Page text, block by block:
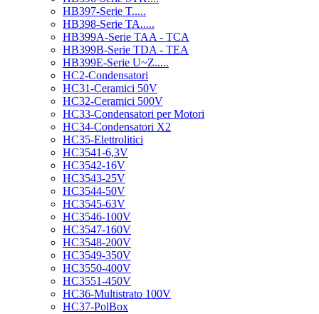
HB397-Serie T.....
HB398-Serie TA.....
HB399A-Serie TAA - TCA
HB399B-Serie TDA - TEA
HB399E-Serie U~Z.....
HC2-Condensatori
HC31-Ceramici 50V
HC32-Ceramici 500V
HC33-Condensatori per Motori
HC34-Condensatori X2
HC35-Elettrolitici
HC3541-6,3V
HC3542-16V
HC3543-25V
HC3544-50V
HC3545-63V
HC3546-100V
HC3547-160V
HC3548-200V
HC3549-350V
HC3550-400V
HC3551-450V
HC36-Multistrato 100V
HC37-PolBox